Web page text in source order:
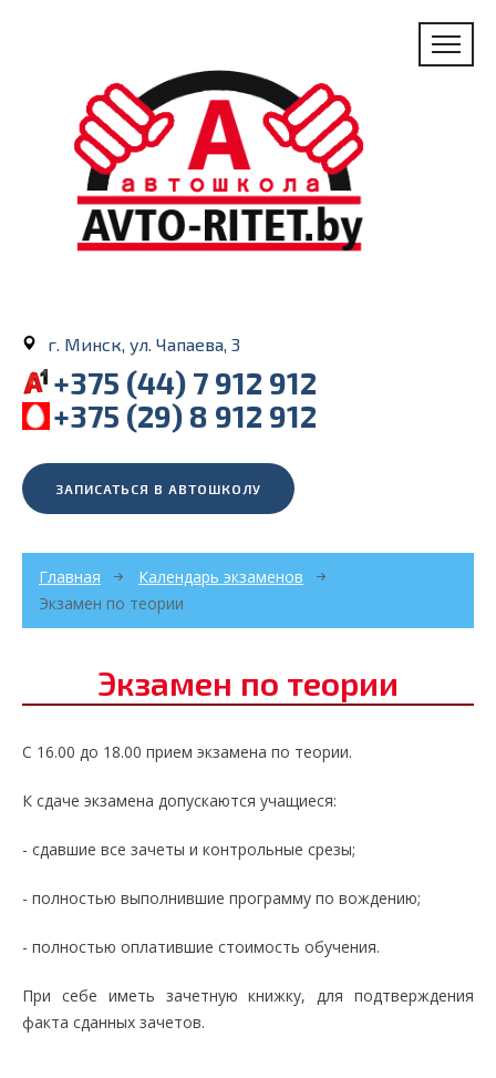
г. Минск, ул. Чапаева, 3
+375 (44) 7 912 912
+375 (29) 8 912 912
ЗАПИСАТЬСЯ В АВТОШКОЛУ
Главная
Календарь экзаменов
Экзамен по теории
Экзамен по теории
С 16.00 до 18.00 прием экзамена по теории.
К сдаче экзамена допускаются учащиеся:
- сдавшие все зачеты и контрольные срезы;
- полностью выполнившие программу по вождению;
- полностью оплатившие стоимость обучения.
При себе иметь зачетную книжку, для подтверждения
факта сданных зачетов.